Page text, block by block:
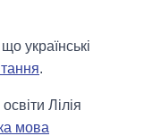
українські
.
Лілія
мова